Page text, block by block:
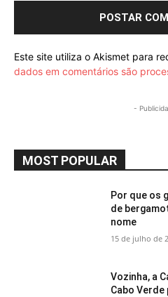
Este site utiliza o Akismet para
dados em comentários são
-
MOST POPULAR
Por que os
de
nome
15 de julho de
Vozinha, a
Cabo Verde